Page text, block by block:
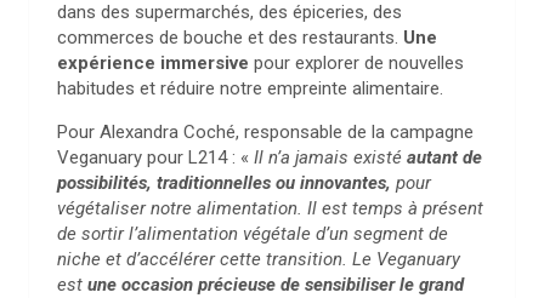
dans des supermarchés, des épiceries, des
commerces de bouche et des restaurants. Une
expérience immersive pour explorer de nouvelles
habitudes et réduire notre empreinte alimentaire.
Pour Alexandra Coché, responsable de la campagne
Veganuary pour L214 : « Il n’a jamais existé autant de
possibilités, traditionnelles ou innovantes, pour
végétaliser notre alimentation. Il est temps à présent
de sortir l’alimentation végétale d’un segment de
niche et d’accélérer cette transition. Le Veganuary
est une occasion précieuse de sensibiliser le grand